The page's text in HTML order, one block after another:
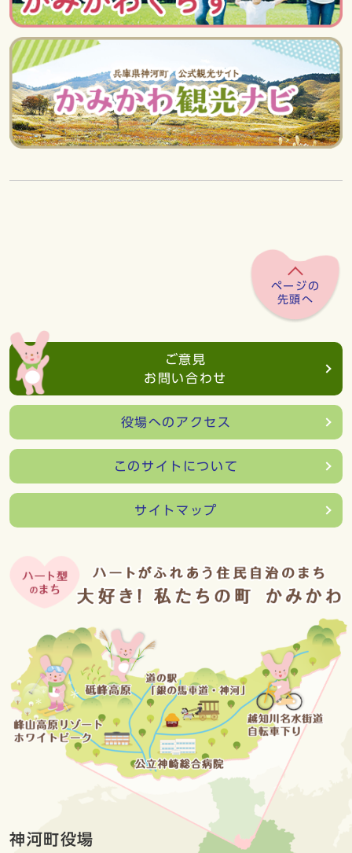
ページの
先頭へ
ご意見
お問い合わせ
役場へのアクセス
このサイトについて
サイトマップ
神河町役場